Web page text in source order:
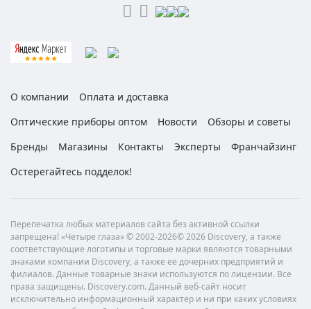
О компании
Оплата и доставка
Оптические приборы оптом
Новости
Обзоры и советы
Бренды
Магазины Контакты Эксперты
Франчайзинг
Остерегайтесь подделок!
Перепечатка любых материалов сайта без активной ссылки
запрещена! «Четыре глаза» © 2002-2026© 2026 Discovery, а также
соответствующие логотипы и торговые марки являются товарными
знаками компании Discovery, а также ее дочерних предприятий и
филиалов. Данные товарные знаки используются по лицензии. Все
права защищены. Discovery.com. Данный веб-сайт носит
исключительно информационный характер и ни при каких условиях